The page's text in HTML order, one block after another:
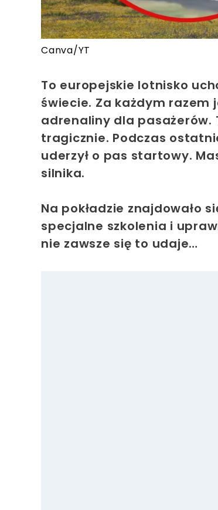
Canva/YT
To europejskie lotnisko
świecie. Za każdym
adrenaliny dla pasażerów.
tragicznie. Podczas
uderzył o pas startowy.
silnika.
Na pokładzie znajdowało
specjalne szkolenia i
nie zawsze się to udaje…